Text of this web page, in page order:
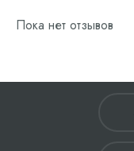
Пока нет отзывов